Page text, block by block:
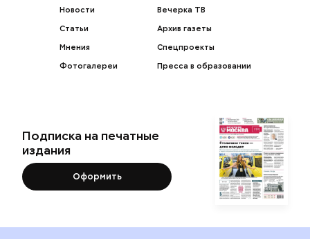
Новости
Статьи
Мнения
Фотогалереи
Вечерка ТВ
Архив газеты
Спецпроекты
Пресса в образовании
Подписка на печатные
издания
Оформить